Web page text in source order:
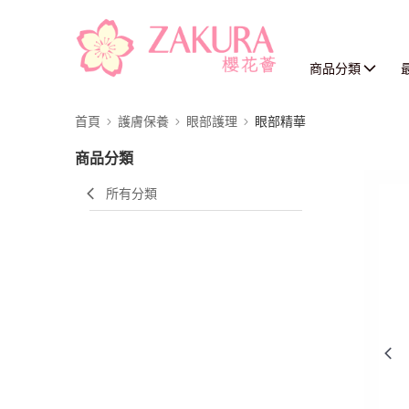
商品分類
首頁 護膚保養 眼部護理 眼部精華
商品分類
所有分類